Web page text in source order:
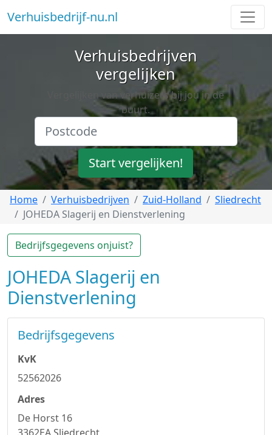
Verhuisbedrijf-nu.nl
Verhuisbedrijven
vergelijken
Vergelijken van verhuizers bij jou in de
buurt.
Start vergelijken!
Home Verhuisbedrijven Zuid-Holland
Sliedrecht
JOHEDA Slagerij en Dienstverlening
Bedrijfsgegevens onjuist?
JOHEDA Slagerij en
Dienstverlening
Bedrijfsgegevens
KvK
52562026
Adres
De Horst 16